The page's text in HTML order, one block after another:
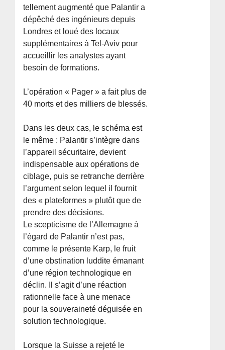
tellement augmenté que Palantir a
dépêché des ingénieurs depuis
Londres et loué des locaux
supplémentaires à Tel-Aviv pour
accueillir les analystes ayant
besoin de formations.
L’opération « Pager » a fait plus de
40 morts et des milliers de blessés.
Dans les deux cas, le schéma est
le même : Palantir s’intègre dans
l’appareil sécuritaire, devient
indispensable aux opérations de
ciblage, puis se retranche derrière
l’argument selon lequel il fournit
des « plateformes » plutôt que de
prendre des décisions.
Le scepticisme de l’Allemagne à
l’égard de Palantir n’est pas,
comme le présente Karp, le fruit
d’une obstination luddite émanant
d’une région technologique en
déclin. Il s’agit d’une réaction
rationnelle face à une menace
pour la souveraineté déguisée en
solution technologique.
Lorsque la Suisse a rejeté le